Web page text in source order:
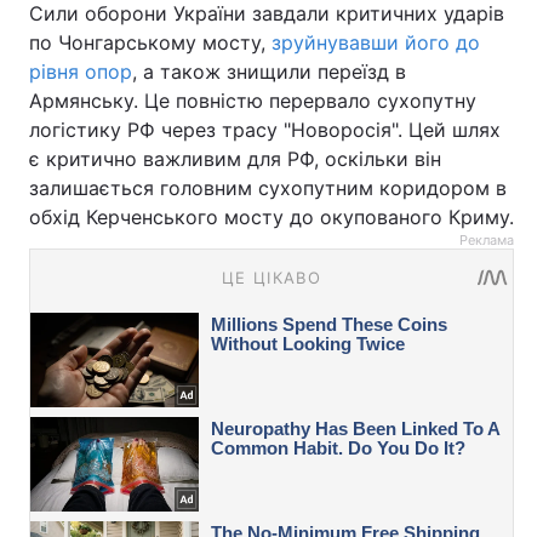
Сили оборони України завдали критичних ударів
по Чонгарському мосту, зруйнувавши його до
рівня опор, а також знищили переїзд в
Армянську. Це повністю перервало сухопутну
логістику РФ через трасу "Новоросія". Цей шлях
є критично важливим для РФ, оскільки він
залишається головним сухопутним коридором в
обхід Керченського мосту до окупованого Криму.
Реклама